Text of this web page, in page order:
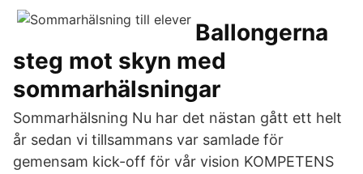
Ballongerna
steg mot skyn med
sommarhälsningar
Sommarhälsning Nu har det nästan gått ett helt
år sedan vi tillsammans var samlade för
gemensam kick-off för vår vision KOMPETENS